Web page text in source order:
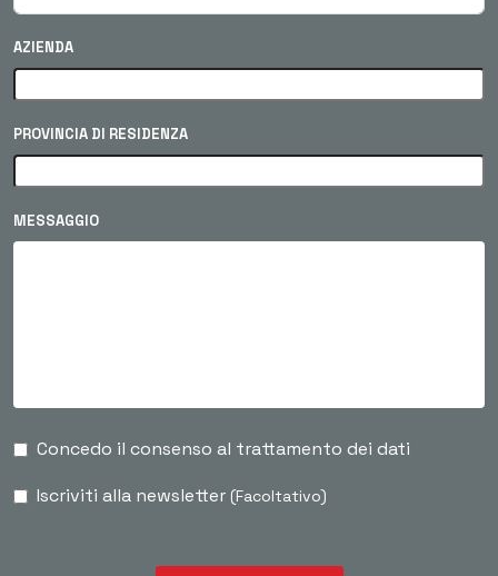
AZIENDA
PROVINCIA DI RESIDENZA
MESSAGGIO
Concedo il consenso al trattamento dei dati
Iscriviti alla newsletter (Facoltativo)